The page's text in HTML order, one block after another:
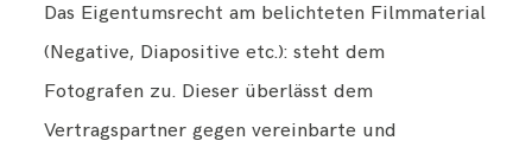
Das Eigentumsrecht am belichteten Filmmaterial
(Negative, Diapositive etc.): steht dem
Fotografen zu. Dieser überlässt dem
Vertragspartner gegen vereinbarte und